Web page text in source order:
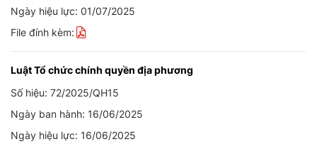
Ngày hiệu lực: 01/07/2025
File đính kèm:
Luật Tổ chức chính quyền địa phương
Số hiệu: 72/2025/QH15
Ngày ban hành: 16/06/2025
Ngày hiệu lực: 16/06/2025